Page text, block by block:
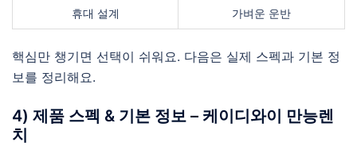
휴대 설계 가벼운 운반
핵심만 챙기면 선택이 쉬워요. 다음은 실제 스펙과 기본 정
보를 정리해요.
4) 제품 스펙 & 기본 정보 – 케이디와이 만능렌
치